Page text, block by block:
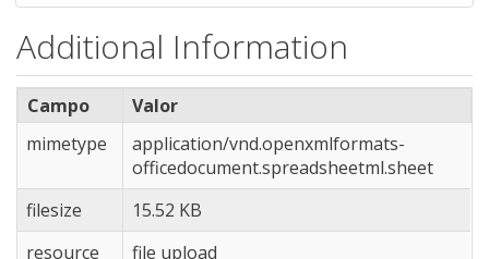
Additional Information
Campo
Valor
mimetype
application/vnd.openxmlformats-
officedocument.spreadsheetml.sheet
filesize
15.52 KB
resource
file upload